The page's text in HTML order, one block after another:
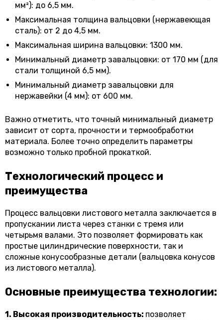
мм²): до 6,5 мм.
Максимальная толщина вальцовки (нержавеющая
сталь): от 2 до 4,5 мм.
Максимальная ширина вальцовки: 1300 мм.
Минимальный диаметр завальцовки: от 170 мм (для
стали толщиной 6,5 мм).
Минимальный диаметр завальцовки для
нержавейки (4 мм): от 600 мм.
Важно отметить, что точный минимальный диаметр
зависит от сорта, прочности и термообработки
материала. Более точно определить параметры
возможно только пробной прокаткой.
Технологический процесс и
преимущества
Процесс вальцовки листового металла заключается в
пропускании листа через станки с тремя или
четырьмя валами. Это позволяет формировать как
простые цилиндрические поверхности, так и
сложные конусообразные детали (вальцовка конусов
из листового металла).
Основные преимущества технологии:
1. Высокая производительность: позволяет